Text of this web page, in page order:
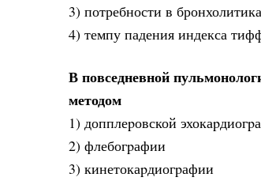
3) потребности в
4) темпу падения индекса
В повседневной
методом
1) допплеpовской
2) флебогpафии
3) кинетокаpдиогpафии